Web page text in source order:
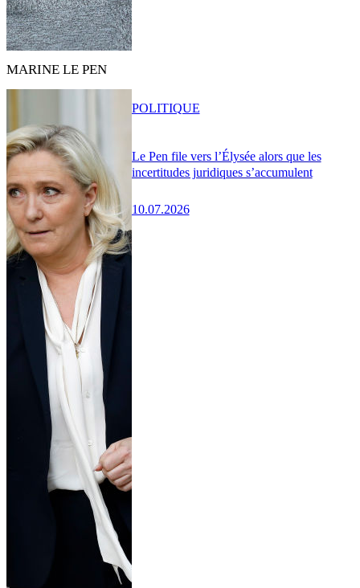
MARINE LE PEN
Le Pen file vers l’Élysée alors que les
incertitudes juridiques s’accumulent
10.07.2026
POLITIQUE